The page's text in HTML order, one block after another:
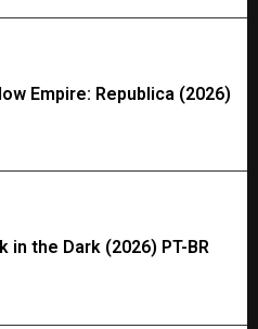
Empire: Republica (2026)
in the Dark (2026) PT-BR